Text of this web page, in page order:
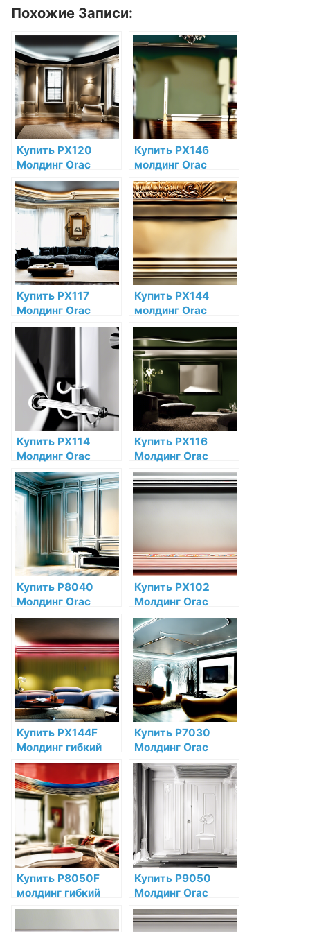
Похожие Записи:
Купить PX120
Молдинг Orac
Decor
Дюрополимер по
низкой цене в
интернет-
магазине
Купить PX146
молдинг Orac
Decor
Дюрополимер по
низкой цене в
интернет-
магазине
Купить PX117
Молдинг Orac
Decor
Дюрополимер по
низкой цене в
интернет-
магазине
Купить PX144
молдинг Orac
Decor
Дюрополимер по
низкой цене в
интернет-
магазине
Купить PX114
Молдинг Orac
Decor
Дюрополимер по
низкой цене в
интернет-
магазине
Купить PX116
Молдинг Orac
Decor
Дюрополимер по
низкой цене в
Купить P8040
Молдинг Orac
Decor Полиуретан
по низкой цене в
интернет-
магазине
Купить PX102
Молдинг Orac
Decor
Дюрополимер
Orac Decor по
низкой цене в
интернет-
магазине
Купить PX144F
Молдинг гибкий
Orac Decor
Полиуретан по
низкой цене в
интернет-
магазине
Купить P7030
Молдинг Orac
Decor Полиуретан
по низкой цене в
интернет-
магазине
Купить P8050F
молдинг гибкий
Orac Decor
Купить P9050
Молдинг Orac
Decor Полиуретан
Orac Decor по